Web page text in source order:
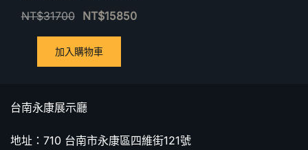
NT$31700 NT$15850
加入購物車
台南永康展示廳
地址：710 台南市永康區四維街121號